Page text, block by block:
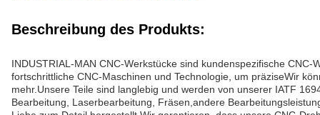
Beschreibung des Produkts:
INDUSTRIAL-MAN CNC-Werkstücke sind kundenspezifische
fortschrittliche CNC-Maschinen und Technologie, um präziseWir
mehr.Unsere Teile sind langlebig und werden von unserer IATF
Bearbeitung, Laserbearbeitung, Fräsen,andere